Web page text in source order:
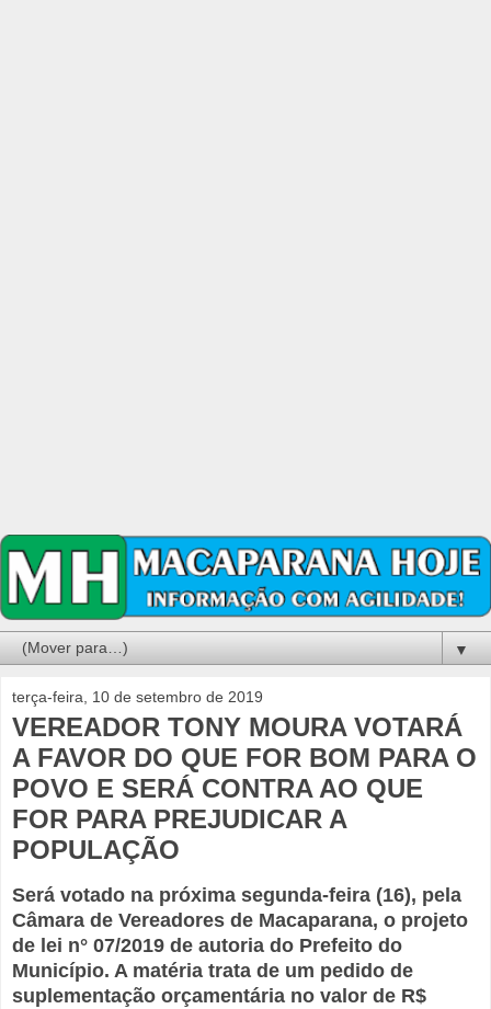
▼
terça-feira, 10 de setembro de 2019
VEREADOR TONY MOURA VOTARÁ
A FAVOR DO QUE FOR BOM PARA O
POVO E SERÁ CONTRA AO QUE
FOR PARA PREJUDICAR A
POPULAÇÃO
Será votado na próxima segunda-feira (16), pela
Câmara de Vereadores de Macaparana, o projeto
de lei n° 07/2019 de autoria do Prefeito do
Município. A matéria trata de um pedido de
suplementação orçamentária no valor de R$